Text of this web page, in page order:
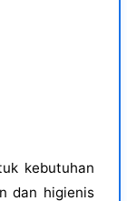
kebutuhan
dan higienis